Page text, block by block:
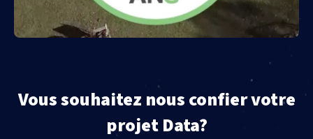
Vous souhaitez nous confier votre
projet Data?